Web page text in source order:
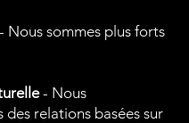
- Nous sommes plus forts
- Nous
des relations basées sur